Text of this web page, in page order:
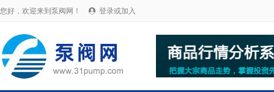
您好，欢迎来到泵阀网！  登录或加入